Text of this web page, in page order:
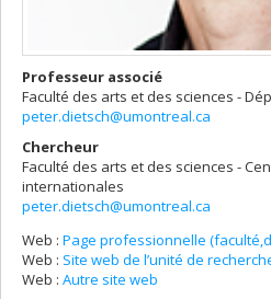
Professeur associé
Faculté des arts et des sciences -
peter.dietsch@umontreal.ca
Chercheur
Faculté des arts et des sciences -
internationales
peter.dietsch@umontreal.ca
Web : Page professionnelle
Web : Site web de l’unité de
Web : Autre site web